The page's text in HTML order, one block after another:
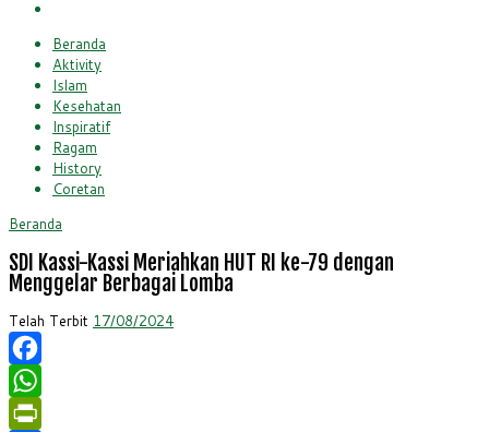
Beranda
Aktivity
Islam
Kesehatan
Inspiratif
Ragam
History
Coretan
Beranda
SDI Kassi-Kassi Meriahkan HUT RI ke-79 dengan
Menggelar Berbagai Lomba
Telah Terbit 17/08/2024
Facebook
WhatsApp